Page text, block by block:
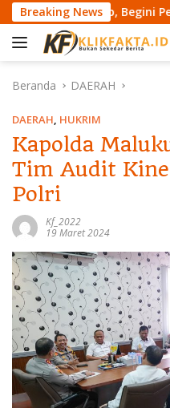
a
Breaking News
Begini
Beranda DAERAH
DAERAH, HUKRIM
Kapolda
Tim Audit
Polri
Kf_2022
19 Maret 2024